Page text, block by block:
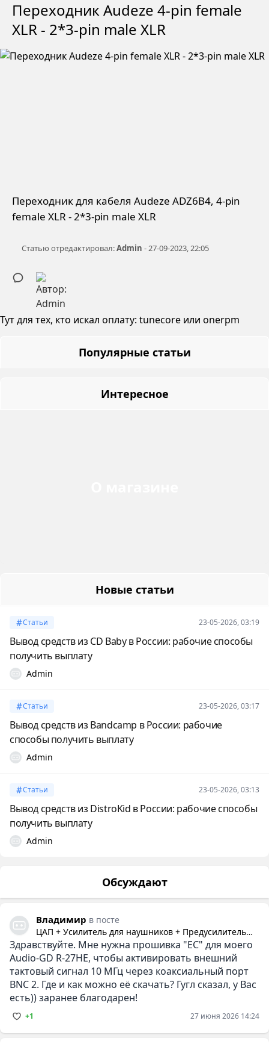
Переходник Audeze 4-pin female
XLR - 2*3-pin male XLR
Переходник для кабеля Audeze ADZ6B4, 4-pin
female XLR - 2*3-pin male XLR
Статью отредактировал:Admin - 27-09-2023, 22:05
Тут для тех, кто искал оплату: tunecore или onerpm
Популярные статьи
Интересное
Новые статьи
Статьи 23-05-2026, 03:19
Вывод средств из CD Baby в России: рабочие способы
получить выплату
Admin
Статьи 23-05-2026, 03:17
Вывод средств из Bandcamp в России: рабочие
способы получить выплату
Admin
Статьи 23-05-2026, 03:13
Вывод средств из DistroKid в России: рабочие способы
получить выплату
Admin
Обсуждают
Владимир в посте
ЦАП + Усилитель для наушников + Предусилитель
Audio-gd R-27HE
Здравствуйте. Мне нужна прошивка "EC" для моего
Audio-GD R-27HE, чтобы активировать внешний
тактовый сигнал 10 МГц через коаксиальный порт
BNC 2. Где и как можно её скачать? Гугл сказал, у Вас
есть)) заранее благодарен!
+1 27 июня 2026 14:24